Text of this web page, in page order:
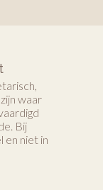
waar
Bij
en niet in